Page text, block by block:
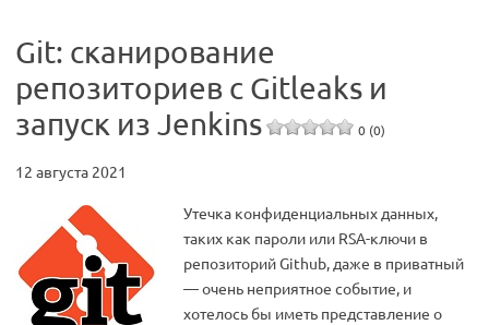
Git: сканирование
репозиториев с Gitleaks и
запуск из Jenkins
0 (0)
12 августа 2021
Утечка конфиденциальных данных,
таких как пароли или RSA-ключи в
репозиторий Github, даже в приватный
— очень неприятное событие, и
хотелось бы иметь представление о